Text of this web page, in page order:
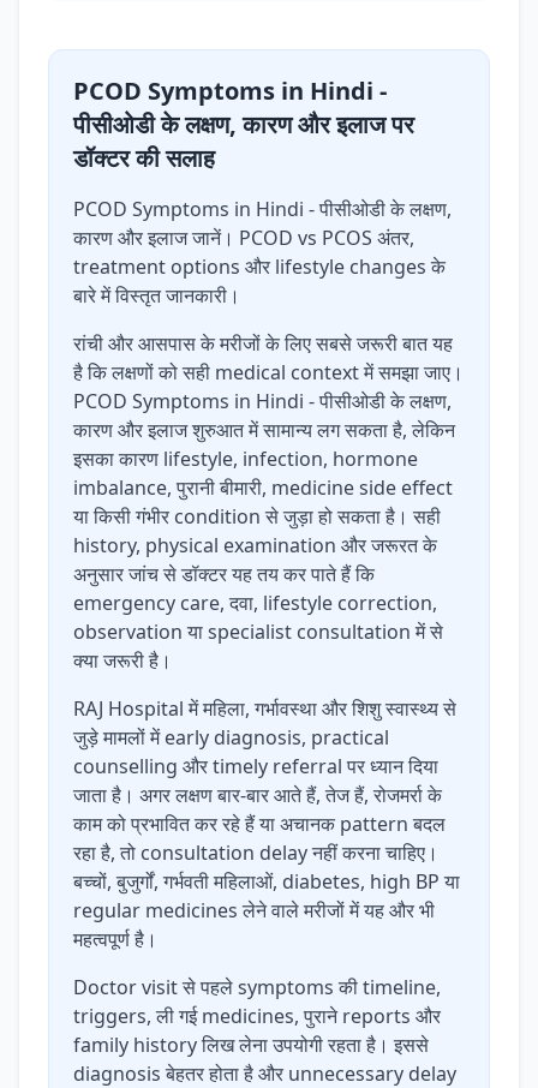
PCOD Symptoms in Hindi -
पीसीओडी के लक्षण, कारण और इलाज पर
डॉक्टर की सलाह
PCOD Symptoms in Hindi - पीसीओडी के लक्षण,
कारण और इलाज जानें। PCOD vs PCOS अंतर,
treatment options और lifestyle changes के
बारे में विस्तृत जानकारी।
रांची और आसपास के मरीजों के लिए सबसे जरूरी बात यह
है कि लक्षणों को सही medical context में समझा जाए।
PCOD Symptoms in Hindi - पीसीओडी के लक्षण,
कारण और इलाज शुरुआत में सामान्य लग सकता है, लेकिन
इसका कारण lifestyle, infection, hormone
imbalance, पुरानी बीमारी, medicine side effect
या किसी गंभीर condition से जुड़ा हो सकता है। सही
history, physical examination और जरूरत के
अनुसार जांच से डॉक्टर यह तय कर पाते हैं कि
emergency care, दवा, lifestyle correction,
observation या specialist consultation में से
क्या जरूरी है।
RAJ Hospital में महिला, गर्भावस्था और शिशु स्वास्थ्य से
जुड़े मामलों में early diagnosis, practical
counselling और timely referral पर ध्यान दिया
जाता है। अगर लक्षण बार-बार आते हैं, तेज हैं, रोजमर्रा के
काम को प्रभावित कर रहे हैं या अचानक pattern बदल
रहा है, तो consultation delay नहीं करना चाहिए।
बच्चों, बुजुर्गों, गर्भवती महिलाओं, diabetes, high BP या
regular medicines लेने वाले मरीजों में यह और भी
महत्वपूर्ण है।
Doctor visit से पहले symptoms की timeline,
triggers, ली गई medicines, पुराने reports और
family history लिख लेना उपयोगी रहता है। इससे
diagnosis बेहतर होता है और unnecessary delay